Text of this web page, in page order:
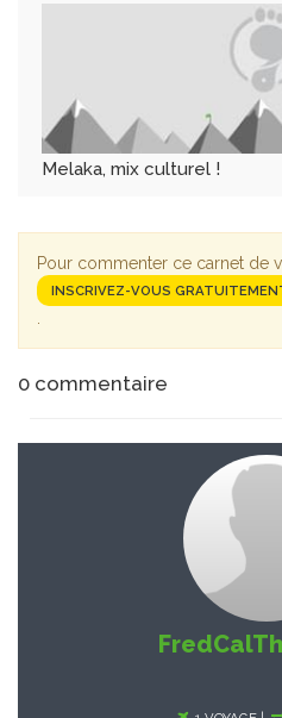
Melaka, mix culturel !
Pour commenter ce carnet de
INSCRIVEZ-VOUS
.
0 commentaire